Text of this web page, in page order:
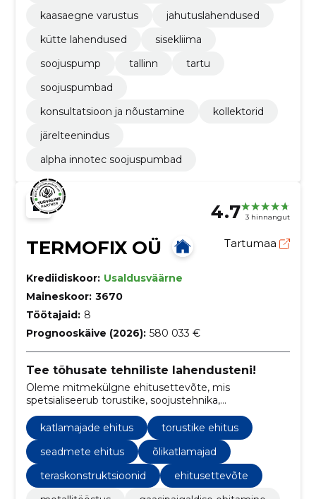
eie spetsialistid käivad regulaarselt tehasepools
kaasaegne varustus
jahutuslahendused
kütte lahendused
sisekliima
soojuspump
tallinn
tartu
soojuspumbad
konsultatsioon ja nõustamine
kollektorid
järelteenindus
alpha innotec soojuspumbad
4.7 3 hinnangut
TERMOFIX OÜ Tartumaa
Krediidiskoor: Usaldusväärne
Maineskoor: 3670
Töötajaid: 8
Prognooskäive (2026): 580 033 €
Tee tõhusate tehniliste lahendusteni!
Oleme mitmekülgne ehitusettevõte, mis
spetsialiseerub torustike, soojustehnika,
metallkonstruktsioonide, katlamajade ning
tööstuslahenduste ehitamisele.
katlamajade ehitus
torustike ehitus
seadmete ehitus
õlikatlamajad
teraskonstruktsioonid
ehitusettevõte